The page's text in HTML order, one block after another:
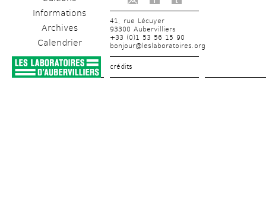
Informations
Archives
Calendrier
41, rue Lécuyer
93300 Aubervilliers
+33 (0)1 53 56 15 90
bonjour@leslaboratoires.org
crédits